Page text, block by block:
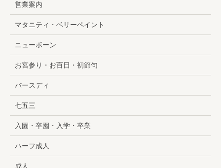
営業案内
マタニティ・ベリーペイント
ニューボーン
お宮参り・お百日・初節句
バースディ
七五三
入園・卒園・入学・卒業
ハーフ成人
成人